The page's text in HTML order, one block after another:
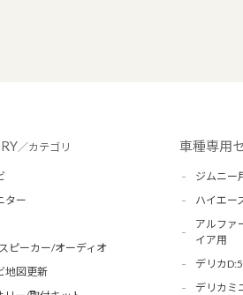
／カテゴリ
ター
ピーカー/オーディオ
地図更新
車種専用
ジムニー
ハイエー
アルファ
イア用
デリカ
デリカミ